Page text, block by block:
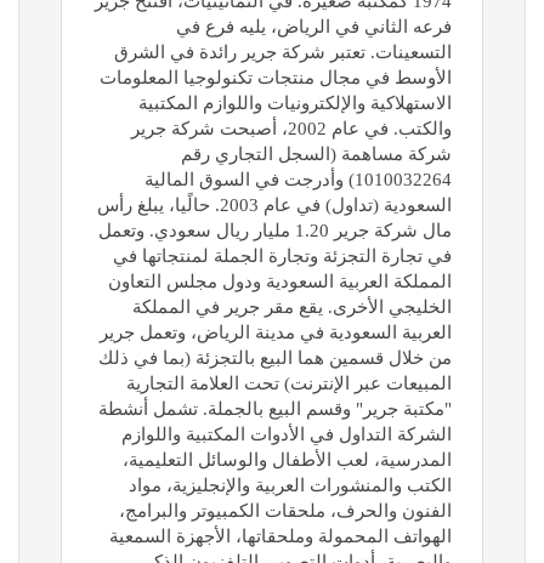
فرعه الثاني في الرياض، يليه فرع في
التسعينات. تعتبر شركة جرير رائدة في الشرق
الأوسط في مجال منتجات تكنولوجيا المعلومات
الاستهلاكية والإلكترونيات واللوازم المكتبية
والكتب. في عام 2002، أصبحت شركة جرير
شركة مساهمة (السجل التجاري رقم
1010032264) وأدرجت في السوق المالية
السعودية (تداول) في عام 2003. حالًيا، يبلغ رأس
مال شركة جرير 1.20 مليار ريال سعودي. وتعمل
في تجارة التجزئة وتجارة الجملة لمنتجاتها في
المملكة العربية السعودية ودول مجلس التعاون
الخليجي الأخرى. يقع مقر جرير في المملكة
العربية السعودية في مدينة الرياض، وتعمل جرير
من خلال قسمين هما البيع بالتجزئة (بما في ذلك
المبيعات عبر الإنترنت) تحت العلامة التجارية
"مكتبة جرير" وقسم البيع بالجملة. تشمل أنشطة
الشركة التداول في الأدوات المكتبية واللوازم
المدرسية، لعب الأطفال والوسائل التعليمية،
الكتب والمنشورات العربية والإنجليزية، مواد
الفنون والحرف، ملحقات الكمبيوتر والبرامج،
الهواتف المحمولة وملحقاتها، الأجهزة السمعية